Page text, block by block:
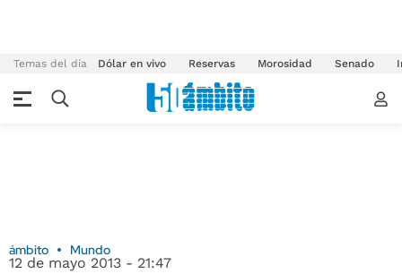
Temas del día Dólar en vivo Reservas Morosidad Senado
ámbito Mundo
12 de mayo 2013 - 21:47